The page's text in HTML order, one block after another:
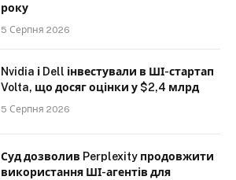
року
5 Серпня 2026
Nvidia і Dell інвестували в ШІ-стартап
Volta, що досяг оцінки у $2,4 млрд
5 Серпня 2026
Суд дозволив Perplexity продовжити
використання ШІ-агентів для